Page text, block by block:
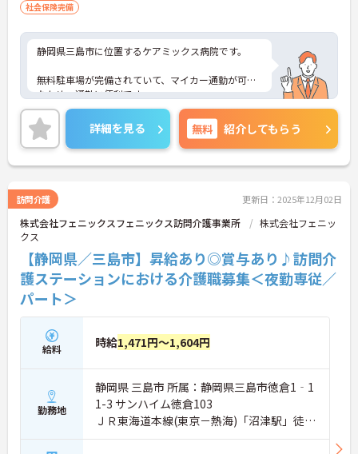
社会保険完備
静岡県三島市に位置するケアミックス病院です。
無料駐車場が完備されていて、マイカー通勤が可能
なため、通勤に便利です。
お持ちの資格や経験を活かして、転職後即戦力とし
て活躍できる環境があります。
ご興味をお持ちの方はお気軽にお問い合わせくださ
詳細を見る 無料 紹介してもらう
訪問介護 更新日：2025年12月02日
株式会社フェニックスフェニックス訪問介護事業所
株式会社フェニッ
クス
【静岡県／三島市】昇給あり◎賞与あり♪訪問介
護ステーションにおける介護職募集＜夜勤専従／
パート＞
給料 時給1,471円～1,604円
勤務地
静岡県 三島市 所属：静岡県三島市徳倉1‐1
1-3 サンハイム徳倉103
ＪＲ東海道本線(東京－熱海)「沼津駅」徒歩
15分